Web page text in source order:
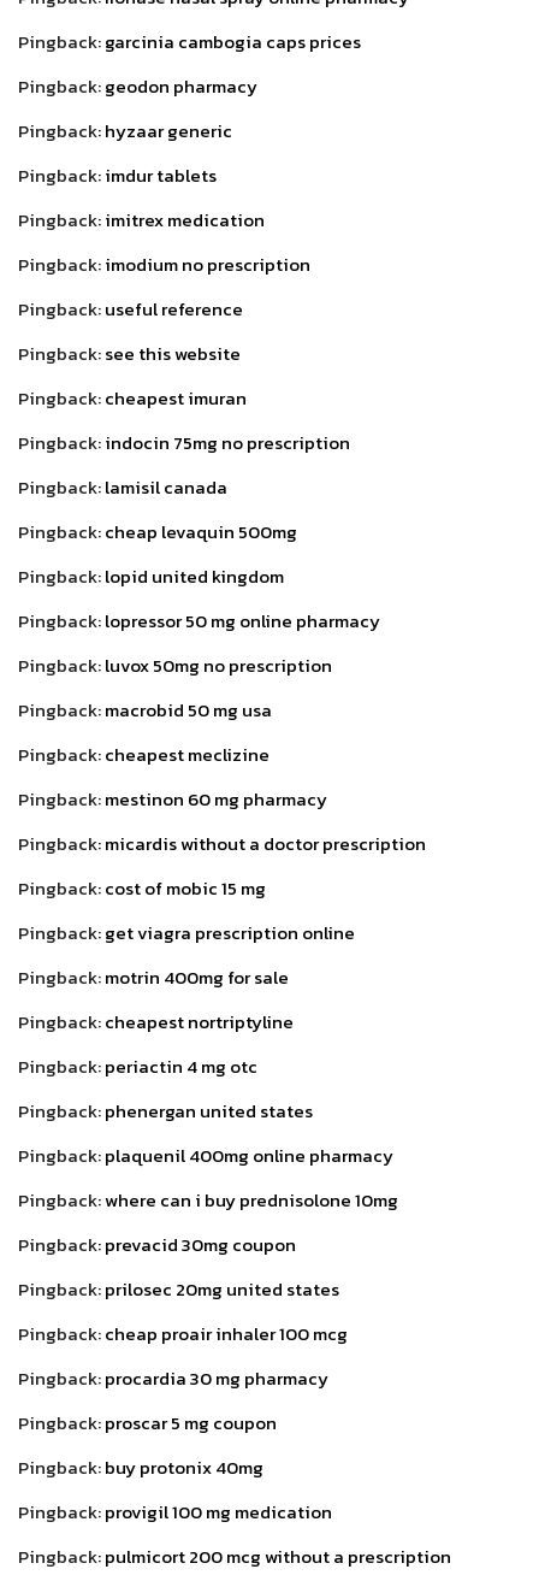
Pingback:garcinia cambogia caps prices
Pingback:geodon pharmacy
Pingback:hyzaar generic
Pingback:imdur tablets
Pingback:imitrex medication
Pingback:imodium no prescription
Pingback:useful reference
Pingback:see this website
Pingback:cheapest imuran
Pingback:indocin 75mg no prescription
Pingback:lamisil canada
Pingback:cheap levaquin 500mg
Pingback:lopid united kingdom
Pingback:lopressor 50 mg online pharmacy
Pingback:luvox 50mg no prescription
Pingback:macrobid 50 mg usa
Pingback:cheapest meclizine
Pingback:mestinon 60 mg pharmacy
Pingback:micardis without a doctor prescription
Pingback:cost of mobic 15 mg
Pingback:get viagra prescription online
Pingback:motrin 400mg for sale
Pingback:cheapest nortriptyline
Pingback:periactin 4 mg otc
Pingback:phenergan united states
Pingback:plaquenil 400mg online pharmacy
Pingback:where can i buy prednisolone 10mg
Pingback:prevacid 30mg coupon
Pingback:prilosec 20mg united states
Pingback:cheap proair inhaler 100 mcg
Pingback:procardia 30 mg pharmacy
Pingback:proscar 5 mg coupon
Pingback:buy protonix 40mg
Pingback:provigil 100 mg medication
Pingback:pulmicort 200 mcg without a prescription